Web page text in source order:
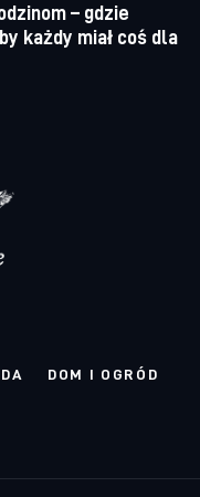
– gdzie
każdy miał coś dla
DOM I OGRÓD